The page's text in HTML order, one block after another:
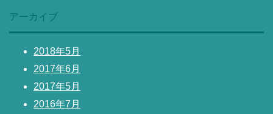
アーカイブ
2018年5月
2017年6月
2017年5月
2016年7月